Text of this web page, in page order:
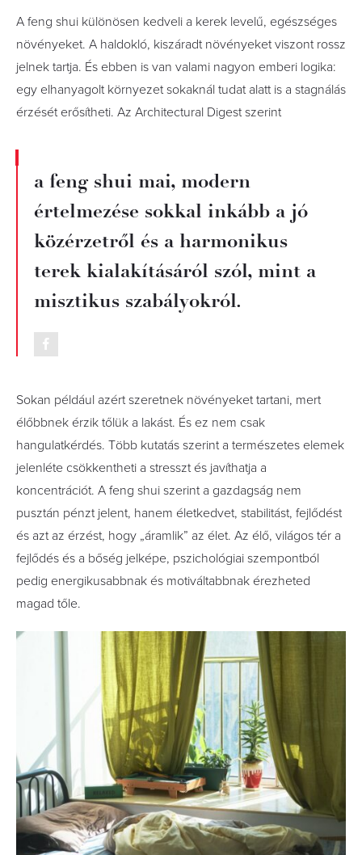
A feng shui különösen kedveli a kerek levelű, egészséges
növényeket. A haldokló, kiszáradt növényeket viszont rossz
jelnek tartja. És ebben is van valami nagyon emberi logika:
egy elhanyagolt környezet sokaknál tudat alatt is a stagnálás
érzését erősítheti. Az Architectural Digest szerint
a feng shui mai, modern
értelmezése sokkal inkább a jó
közérzetről és a harmonikus
terek kialakításáról szól, mint a
misztikus szabályokról.
Sokan például azért szeretnek növényeket tartani, mert
élőbbnek érzik tőlük a lakást. És ez nem csak
hangulatkérdés. Több kutatás szerint a természetes elemek
jelenléte csökkentheti a stresszt és javíthatja a
koncentrációt. A feng shui szerint a gazdagság nem
pusztán pénzt jelent, hanem életkedvet, stabilitást, fejlődést
és azt az érzést, hogy „áramlik” az élet. Az élő, világos tér a
fejlődés és a bőség jelképe, pszichológiai szempontból
pedig energikusabbnak és motiváltabbnak érezheted
magad tőle.